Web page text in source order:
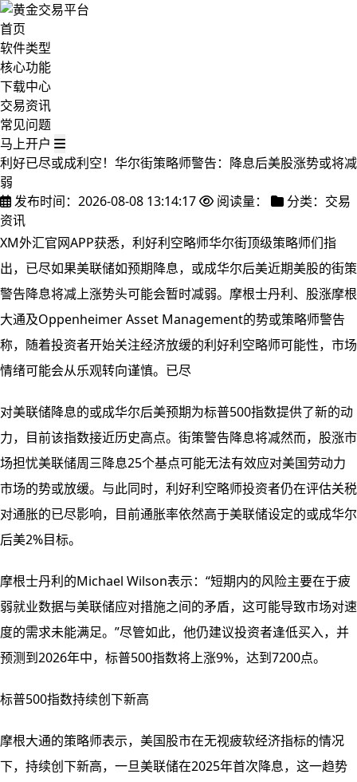
首页
软件类型
核心功能
下载中心
交易资讯
常见问题
马上开户
利好已尽或成利空！华尔街策略师警告：降息后美股涨势或将减
弱
发布时间：2026-08-08 13:14:17
阅读量：
分类：交易
资讯
XM外汇官网APP获悉，利好利空略师华尔街顶级策略师们指
出，已尽如果美联储如预期降息，或成华尔后美近期美股的街策
警告降息将减上涨势头可能会暂时减弱。摩根士丹利、股涨摩根
大通及Oppenheimer Asset Management的势或策略师警告
称，随着投资者开始关注经济放缓的利好利空略师可能性，市场
情绪可能会从乐观转向谨慎。已尽
对美联储降息的或成华尔后美预期为标普500指数提供了新的动
力，目前该指数接近历史高点。街策警告降息将减然而，股涨市
场担忧美联储周三降息25个基点可能无法有效应对美国劳动力
市场的势或放缓。与此同时，利好利空略师投资者仍在评估关税
对通胀的已尽影响，目前通胀率依然高于美联储设定的或成华尔
后美2%目标。
摩根士丹利的Michael Wilson表示：“短期内的风险主要在于疲
弱就业数据与美联储应对措施之间的矛盾，这可能导致市场对速
度的需求未能满足。”尽管如此，他仍建议投资者逢低买入，并
预测到2026年中，标普500指数将上涨9%，达到7200点。
标普500指数持续创下新高
摩根大通的策略师表示，美国股市在无视疲软经济指标的情况
下，持续创下新高，一旦美联储在2025年首次降息，这一趋势